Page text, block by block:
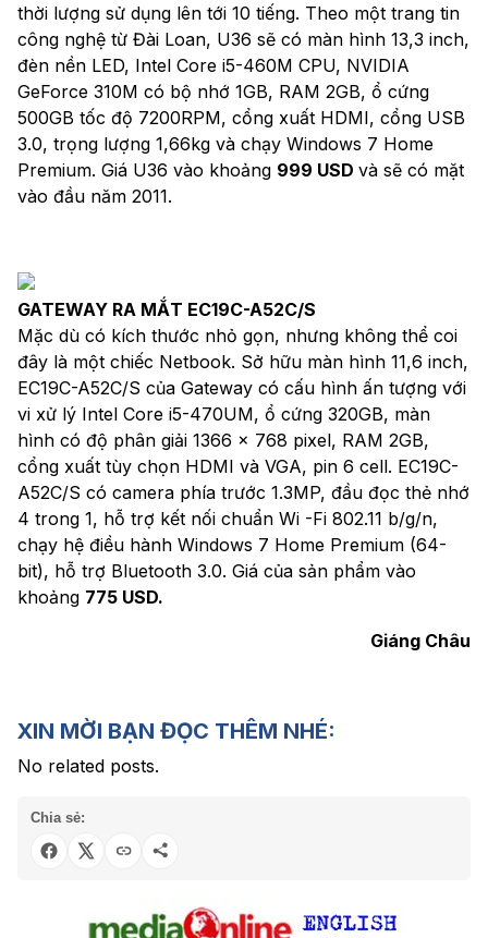
thời lượng sử dụng lên tới 10 tiếng. Theo một trang tin
công nghệ từ Đài Loan, U36 sẽ có màn hình 13,3 inch,
đèn nền LED, Intel Core i5-460M CPU, NVIDIA
GeForce 310M có bộ nhớ 1GB, RAM 2GB, ổ cứng
500GB tốc độ 7200RPM, cổng xuất HDMI, cổng USB
3.0, trọng lượng 1,66kg và chạy Windows 7 Home
Premium. Giá U36 vào khoảng 999 USD và sẽ có mặt
vào đầu năm 2011.
GATEWAY RA MẮT EC19C-A52C/S
Mặc dù có kích thước nhỏ gọn, nhưng không thể coi
đây là một chiếc Netbook. Sở hữu màn hình 11,6 inch,
EC19C-A52C/S của Gateway có cấu hình ấn tượng với
vi xử lý Intel Core i5-470UM, ổ cứng 320GB, màn
hình có độ phân giải 1366 x 768 pixel, RAM 2GB,
cổng xuất tùy chọn HDMI và VGA, pin 6 cell. EC19C-
A52C/S có camera phía trước 1.3MP, đầu đọc thẻ nhớ
4 trong 1, hỗ trợ kết nối chuẩn Wi -Fi 802.11 b/g/n,
chạy hệ điều hành Windows 7 Home Premium (64-
bit), hỗ trợ Bluetooth 3.0. Giá của sản phẩm vào
khoảng 775 USD.
Giáng Châu
XIN MỜI BẠN ĐỌC THÊM NHÉ:
No related posts.
Chia sẻ: